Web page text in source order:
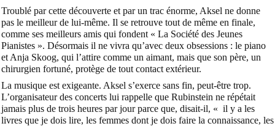
Troublé par cette découverte et par un trac énorme, Aksel ne donne
pas le meilleur de lui-même. Il se retrouve tout de même en finale,
comme ses meilleurs amis qui fondent « La Société des Jeunes
Pianistes ». Désormais il ne vivra qu’avec deux obsessions : le piano
et Anja Skoog, qui l’attire comme un aimant, mais que son père, un
chirurgien fortuné, protège de tout contact extérieur.
La musique est exigeante. Aksel s’exerce sans fin, peut-être trop.
L’organisateur des concerts lui rappelle que Rubinstein ne répétait
jamais plus de trois heures par jour parce que, disait-il, « il y a les
livres que je dois lire, les femmes dont je dois faire la connaissance, les